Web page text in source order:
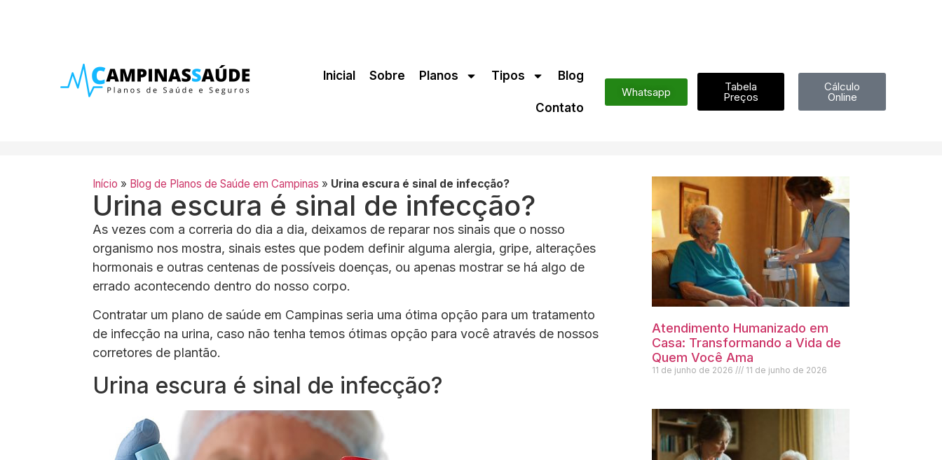
Inicial Sobre Planos Tipos Blog
Contato
Whatsapp Tabela
Preços
Cálculo
Online
Início » Blog de Planos de Saúde em Campinas » Urina escura é sinal de infecção?
Urina escura é sinal de infecção?
As vezes com a correria do dia a dia, deixamos de reparar nos sinais que o nosso
organismo nos mostra, sinais estes que podem definir alguma alergia, gripe, alterações
hormonais e outras centenas de possíveis doenças, ou apenas mostrar se há algo de
errado acontecendo dentro do nosso corpo.
Contratar um plano de saúde em Campinas seria uma ótima opção para um tratamento
de infecção na urina, caso não tenha temos ótimas opção para você através de nossos
corretores de plantão.
Urina escura é sinal de infecção?
Atendimento Humanizado em
Casa: Transformando a Vida de
Quem Você Ama
11 de junho de 2026 11 de junho de 2026